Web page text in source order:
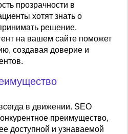
прозрачности в
хотят знать о
решение.
на вашем сайте поможет
создавая доверие и
в движении. SEO
преимущество,
доступной и узнаваемой